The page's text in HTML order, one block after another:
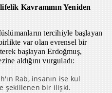
Kavramının Yeniden
tercihiyle başlayan
birlikte var olan evrensel bir
başlayan Erdoğmuş,
aldığını vurguladı:
Rab, insanın ise kul
şekillenen bir ilişki.